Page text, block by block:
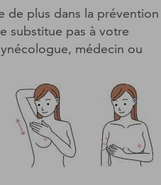
de plus dans la prévention
substitue pas à votre
médecin ou